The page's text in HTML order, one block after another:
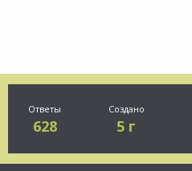
Ответы
628
Создано
5 г